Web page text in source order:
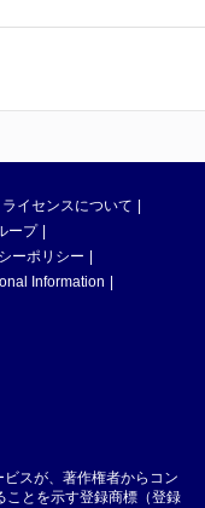
ライセンスについて
ープ
ーポリシー
Information
スが、著作権者からコン
ことを示す登録商標（登録